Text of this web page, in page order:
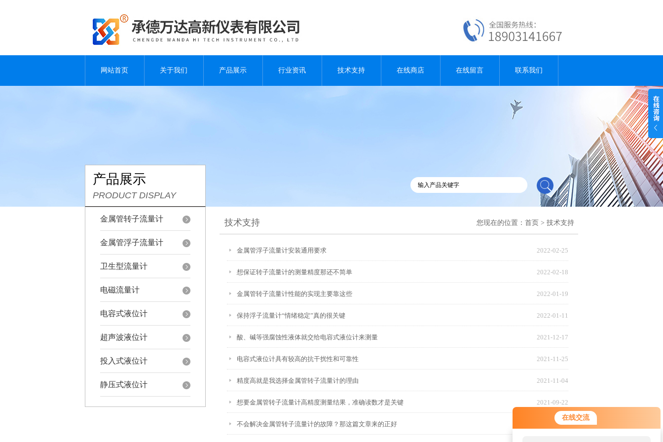
在线交流
网站首页 关于我们 产品展示 行业资讯 技术支持 在线商店 在线留言 联系我们
产品展示
PRODUCT DISPLAY
金属管转子流量计
金属管浮子流量计
卫生型流量计
电磁流量计
电容式液位计
超声波液位计
投入式液位计
静压式液位计
技术支持 您现在的位置： 首页 > 技术支持
金属管浮子流量计安装通用要求 2022-02-25
想保证转子流量计的测量精度那还不简单 2022-02-18
金属管转子流量计性能的实现主要靠这些 2022-01-19
保持浮子流量计“情绪稳定”真的很关键 2022-01-11
酸、碱等强腐蚀性液体就交给电容式液位计来测量 2021-12-17
电容式液位计具有较高的抗干扰性和可靠性 2021-11-25
精度高就是我选择金属管转子流量计的理由 2021-11-04
想要金属管转子流量计高精度测量结果，准确读数才是关键 2021-09-22
不会解决金属管转子流量计的故障？那这篇文章来的正好 2021-05-26